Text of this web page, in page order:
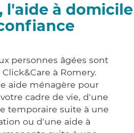
l'aide à domicile
personnes âgées sont
à Romery.
aide ménagère pour
cadre de vie, d'une
temporaire suite à une
ou d'une aide à